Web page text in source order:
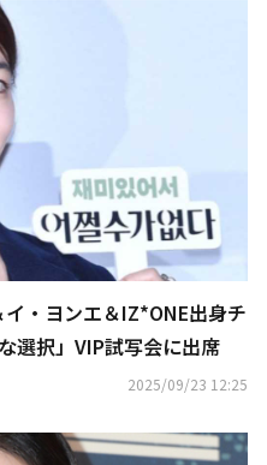
イ・ヨンエ＆IZ*ONE出身チ
選択」VIP試写会に出席
2025/09/23 12:25